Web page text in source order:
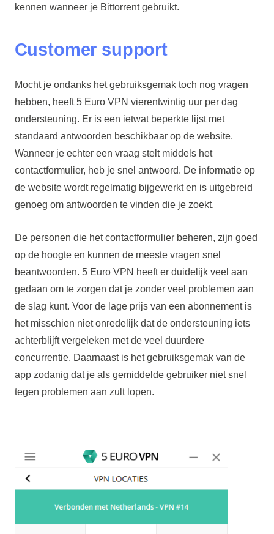
kennen wanneer je Bittorrent gebruikt.
Customer support
Mocht je ondanks het gebruiksgemak toch nog vragen
hebben, heeft 5 Euro VPN vierentwintig uur per dag
ondersteuning. Er is een ietwat beperkte lijst met
standaard antwoorden beschikbaar op de website.
Wanneer je echter een vraag stelt middels het
contactformulier, heb je snel antwoord. De informatie op
de website wordt regelmatig bijgewerkt en is uitgebreid
genoeg om antwoorden te vinden die je zoekt.
De personen die het contactformulier beheren, zijn goed
op de hoogte en kunnen de meeste vragen snel
beantwoorden. 5 Euro VPN heeft er duidelijk veel aan
gedaan om te zorgen dat je zonder veel problemen aan
de slag kunt. Voor de lage prijs van een abonnement is
het misschien niet onredelijk dat de ondersteuning iets
achterblijft vergeleken met de veel duurdere
concurrentie. Daarnaast is het gebruiksgemak van de
app zodanig dat je als gemiddelde gebruiker niet snel
tegen problemen aan zult lopen.